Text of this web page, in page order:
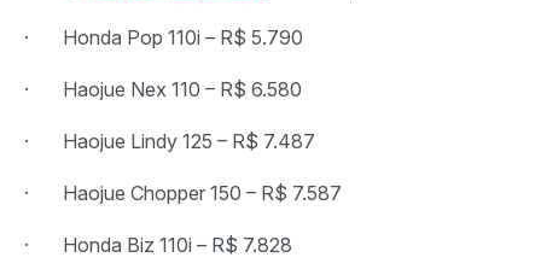
· Honda Pop 110i – R$ 5.790
· Haojue Nex 110 – R$ 6.580
· Haojue Lindy 125 – R$ 7.487
· Haojue Chopper 150 – R$ 7.587
· Honda Biz 110i – R$ 7.828